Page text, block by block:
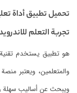
تحميل تطبيق أداة
تجربة التعلم
هو تطبيق يستخدم
والمتعلمين، ويعتبر
ويبحث عن أساليب سهلة